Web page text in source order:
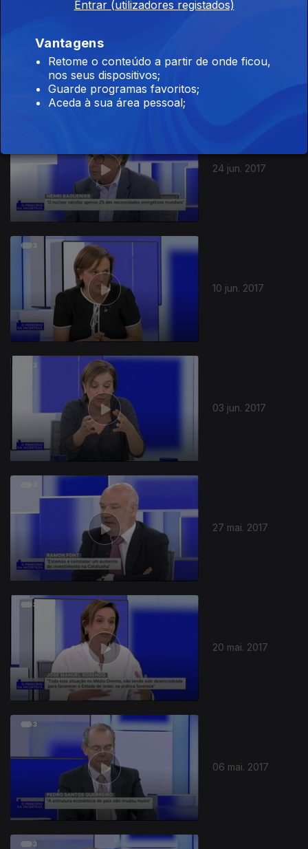
24 jun. 2017
10 jun. 2017
03 jun. 2017
27 mai. 2017
20 mai. 2017
06 mai. 2017
287465
Entrar (utilizadores registados)
Vantagens
Retome o conteúdo a partir de onde ficou,
nos seus dispositivos;
Guarde programas favoritos;
Aceda à sua área pessoal;